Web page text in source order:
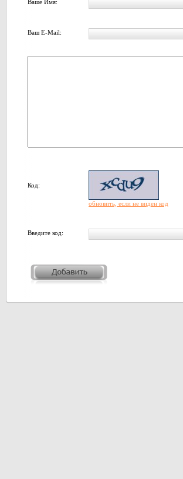
Ваше Имя:
Ваш E-Mail:
Код:
обновить, если не виден код
Введите код: